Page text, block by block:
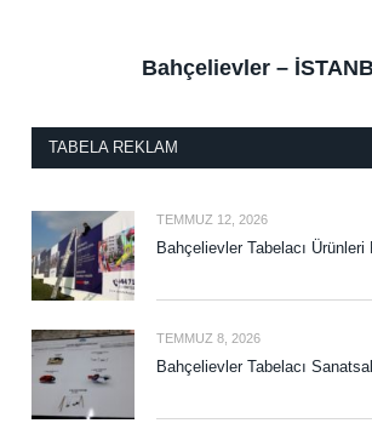
Bahçelievler –
TABELA REKLAM
TEMMUZ 12, 2026
Bahçelievler Tabelacı Ürünleri
TEMMUZ 8, 2026
Bahçelievler Tabelacı